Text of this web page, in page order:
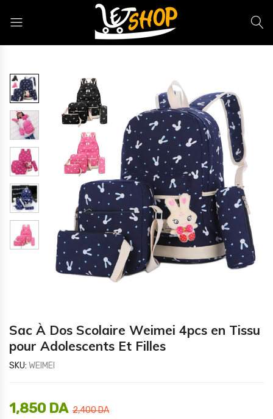
Sac À Dos Scolaire Weimei 4pcs en Tissu
pour Adolescents Et Filles
SKU: WEIMEI
2,400DA
1,850 DA